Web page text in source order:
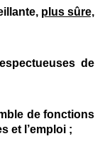
plus sûre,
de
de fonctions
et l’emploi ;